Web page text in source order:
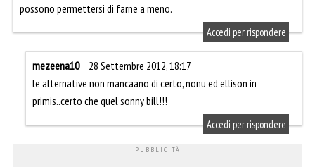
possono permettersi di farne a meno.
Accedi per rispondere
mezeena10
28 Settembre 2012, 18:17
le alternative non mancaano di certo, nonu ed ellison in
primis..certo che quel sonny bill!!!
Accedi per rispondere